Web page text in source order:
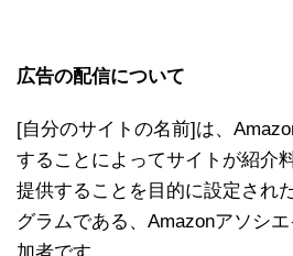
広告の配信について
[自分のサイトの名前]は、
することによってサイトが紹介
提供することを目的に設定され
グラムである、Amazonアソシ